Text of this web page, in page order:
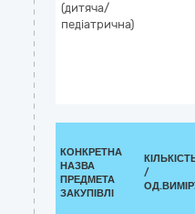
(дитяча/
педіатрична)
КОНКРЕТНА
НАЗВА
ПРЕДМЕТА
ЗАКУПІВЛІ
/